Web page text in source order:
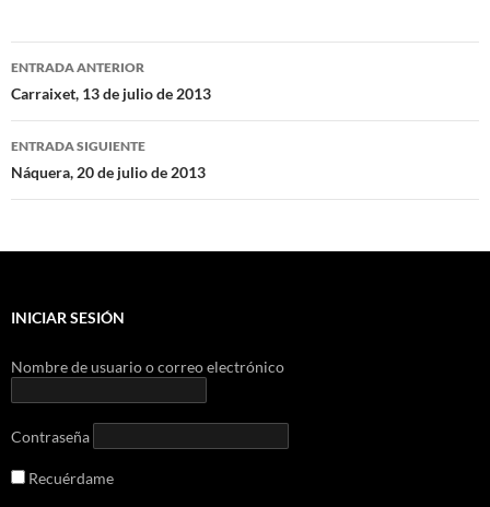
Navegación
de
entradas
ENTRADA ANTERIOR
Carraixet, 13 de julio de 2013
ENTRADA SIGUIENTE
Náquera, 20 de julio de 2013
INICIAR SESIÓN
Nombre de usuario o correo electrónico
Contraseña
Recuérdame